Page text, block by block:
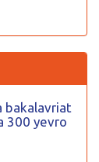
bakalavriat
300 yevro